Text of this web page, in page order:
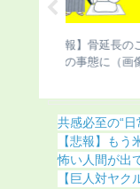
【画像】三
ぎる
共感必至の“日
【悲報】も
怖い人間が出
【巨人対ヤ